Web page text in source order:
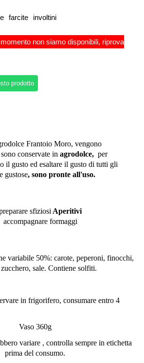
farcite involtini
non siamo disponibili, riprova
prodotto
Frantoio Moro, vengono
sono conservate in agrodolce, per
il gusto ed esaltare il gusto di tutti gli
gustose, sono pronte all'uso.
sfiziosi Aperitivi
accompagnare formaggi
variabile 50%: carote, peperoni, finocchi,
zucchero, sale. Contiene solfiti.
in frigorifero, consumare entro 4
Vaso 360g
variare , controlla sempre in etichetta
prima del consumo.